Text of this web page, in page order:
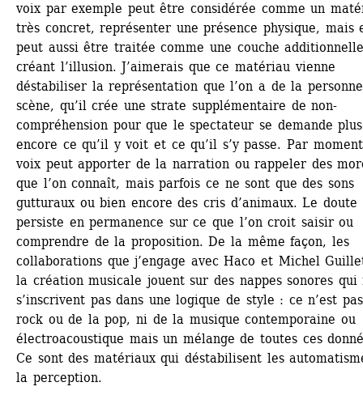
voix par exemple peut être considérée comme un
très concret, représenter une présence physique, mais
peut aussi être traitée comme une couche
créant l’illusion. J’aimerais que ce matériau vienne
déstabiliser la représentation que l’on a de la
scène, qu’il crée une strate supplémentaire de non-
compréhension pour que le spectateur se demande plus
encore ce qu’il y voit et ce qu’il s’y passe. Par
voix peut apporter de la narration ou rappeler des
que l’on connaît, mais parfois ce ne sont que des sons
gutturaux ou bien encore des cris d’animaux. Le doute
persiste en permanence sur ce que l’on croit saisir ou
comprendre de la proposition. De la même façon, les
collaborations que j’engage avec Haco et Michel
la création musicale jouent sur des nappes sonores qui
s’inscrivent pas dans une logique de style : ce n’est
rock ou de la pop, ni de la musique contemporaine ou
électroacoustique mais un mélange de toutes ces
Ce sont des matériaux qui déstabilisent les
la perception.